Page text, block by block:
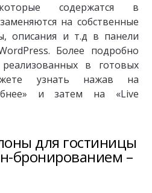
содержатся в
на собственные
описания и т.д в панели
Более подробно
в готовых
узнать нажав на
и затем на «Live
для гостиницы
бронированием –